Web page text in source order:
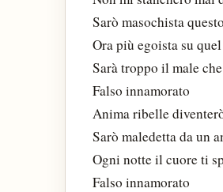
Sarò masochista
Ora più egoista su
Sarà troppo il male
Falso innamorato
Anima ribelle
Sarò maledetta da un
Ogni notte il cuore ti
Falso innamorato